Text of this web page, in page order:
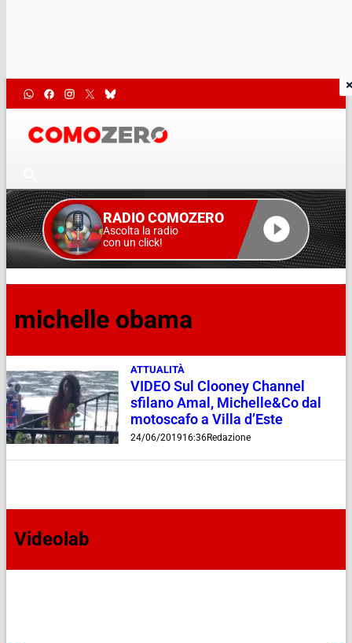
RADIO COMOZERO
Ascolta la radio
con un click!
michelle obama
ATTUALITÀ
VIDEO Sul Clooney Channel
sfilano Amal, Michelle&Co dal
motoscafo a Villa d’Este
24/06/201916:36Redazione
Videolab